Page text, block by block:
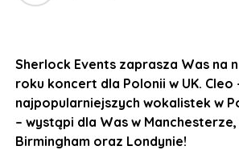
Sherlock Events zaprasza Was na
roku koncert dla Polonii w UK. Cleo
najpopularniejszych wokalistek w
– wystąpi dla Was w
Birmingham oraz Londynie!